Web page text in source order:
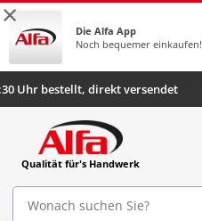
×
Die Alfa App
Noch bequemer einkaufen!
Uhr bestellt, direkt versendet
Qualität für's Handwerk